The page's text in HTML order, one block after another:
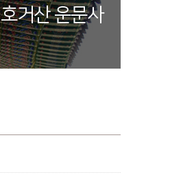
호거산 운문사